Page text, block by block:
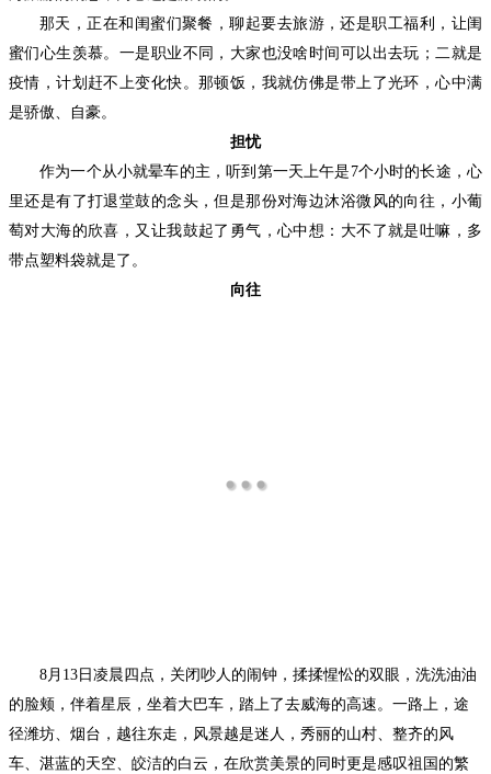
那天，正在和闺蜜们聚餐，聊起要去旅游，还是职工福利，让闺
蜜们心生羡慕。一是职业不同，大家也没啥时间可以出去玩；二就是
疫情，计划赶不上变化快。那顿饭，我就仿佛是带上了光环，心中满
是骄傲、自豪。
担忧
作为一个从小就晕车的主，听到第一天上午是 7个小时的长途，心
里还是有了打退堂鼓的念头，但是那份对海边沐浴微风的向往，小葡
萄对大海的欣喜，又让我鼓起了勇气，心中想：大不了就是吐嘛，多
带点塑料袋就是了。
向往
8月13日凌晨四点，关闭吵人的闹钟，揉揉惺忪的双眼，洗洗油油
的脸颊，伴着星辰，坐着大巴车，踏上了去威海的高速。一路上，途
径潍坊、烟台，越往东走，风景越是迷人，秀丽的山村、整齐的风
车、湛蓝的天空、皎洁的白云，在欣赏美景的同时更是感叹祖国的繁